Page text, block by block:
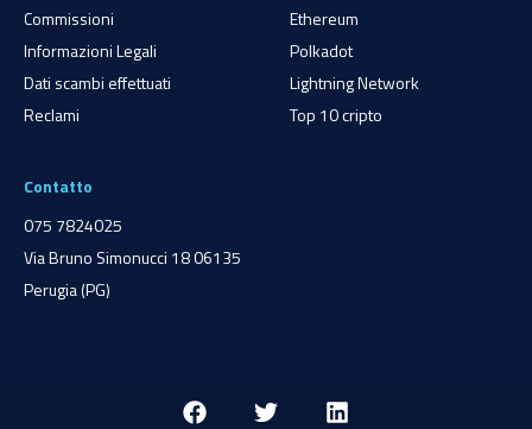
Commissioni
Informazioni Legali
Dati scambi effettuati
Reclami
Ethereum
Polkadot
Lightning Network
Top 10 cripto
Contatto
075 7824025
Via Bruno Simonucci 18 06135
Perugia (PG)